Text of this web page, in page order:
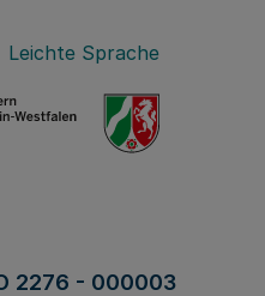
Leichte Sprache
2276 - 000003